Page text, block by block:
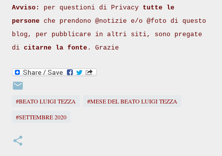
Avviso: per questioni di Privacy tutte le
persone che prendono @notizie e/o @foto di questo
blog, per pubblicare in altri siti, sono pregate
di citarne la fonte . Grazie
#BEATO LUIGI TEZZA
#MESE DEL BEATO LUIGI TEZZA
#SETTEMBRE 2020